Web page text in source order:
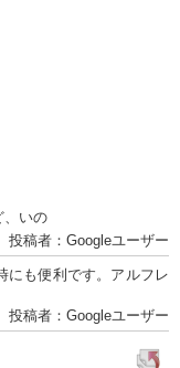
、いの
投稿者：Googleユーザー
にも便利です。アルフレ
投稿者：Googleユーザー